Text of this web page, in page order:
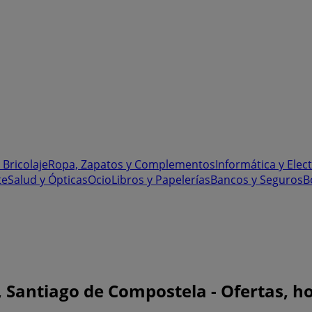
BricolajeRopa, Zapatos y ComplementosInformática y
Salud y ÓpticasOcioLibros y PapeleríasBancos y Seguros
de Compostela - Ofertas,